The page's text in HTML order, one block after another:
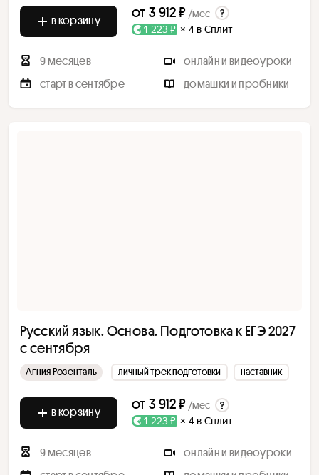
в корзину от 3 912 ₽ /мес
1 223 ₽ × 4 в Сплит
9 месяцев
онлайн и видеоуроки
старт в сентябре
домашки и пробники
Русский язык. Основа. Подготовка к ЕГЭ 2027
с сентября
Агния Розенталь личный трек подготовки наставник
в корзину от 3 912 ₽ /мес
1 223 ₽ × 4 в Сплит
9 месяцев
онлайн и видеоуроки